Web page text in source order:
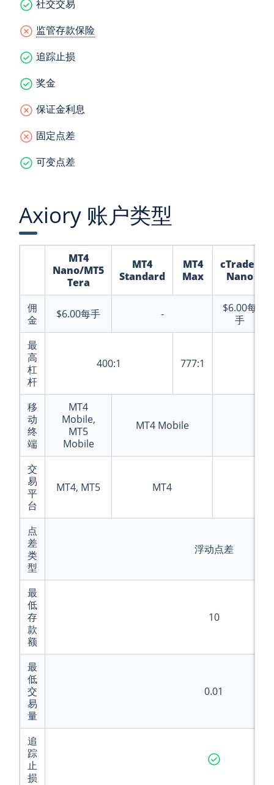
社交交易
监管存款保险
追踪止损
奖金
保证金利息
固定点差
可变点差
Axiory 账户类型
MT4
Nano/MT5
Tera
MT4
Standard
MT4
Max
cTrader
Nano
佣
金
$6.00每手 - $6.00每
手
最
高
杠
杆
400:1 777:1
移
动
终
端
MT4
Mobile,
MT5
Mobile
MT4 Mobile
交
易
平
台
MT4, MT5 MT4
点
差
类
型
浮动点差
最
低
存
款
额
10
最
低
交
易
量
0.01
追
踪
止
损